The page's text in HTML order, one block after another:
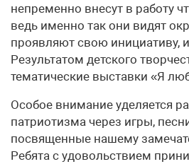
непременно внесут в работу
ведь именно так они видят
проявляют свою инициативу,
Результатом детского
тематические выставки «Я
Особое внимание уделяется
патриотизма через игры,
посвященные нашему
Ребята с удовольствием